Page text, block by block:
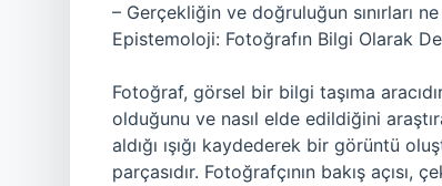
– Gerçekliğin ve doğruluğun sınırları
Epistemoloji: Fotoğrafın Bilgi Olarak
Fotoğraf, görsel bir bilgi taşıma
olduğunu ve nasıl elde edildiğini
aldığı ışığı kaydederek bir görüntü
parçasıdır. Fotoğrafçının bakış